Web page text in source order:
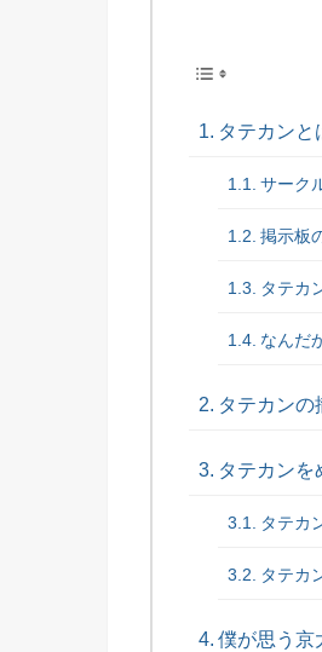
タテカンと
サーク
掲示板
タテカ
なんだ
タテカンの
タテカンを
タテカ
タテカ
僕が思う京